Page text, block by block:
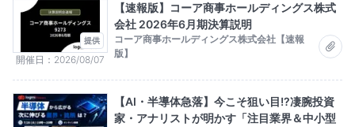
提供
開催日 2026/08/07
【速報版】コーア商事ホールディングス株式
会社 2026年6月期決算説明
コーア商事ホールディングス株式会社【速報
版】
【AI・半導体急落】今こそ狙い目!?凄腕投資
家・アナリストが明かす「注目業界＆中小型